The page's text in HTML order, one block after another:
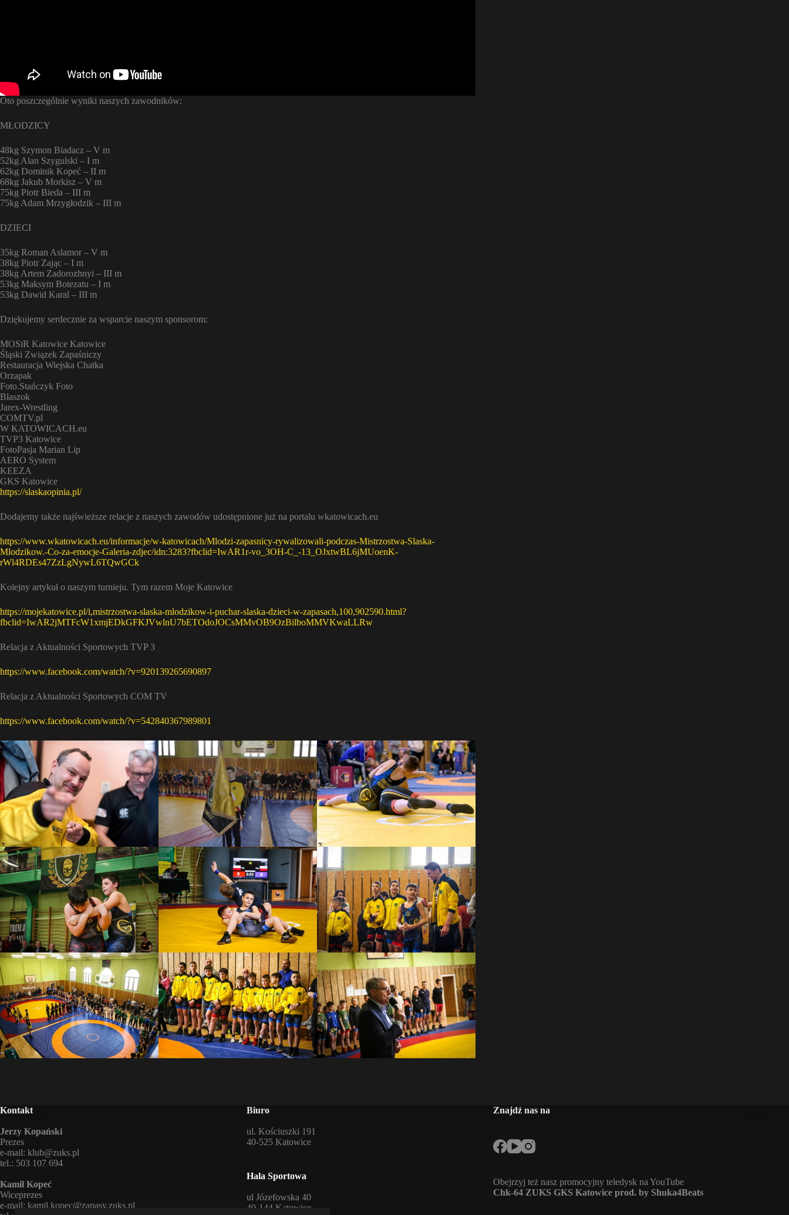
Oto poszczególnie wyniki naszych zawodników:
MŁODZICY
48kg Szymon Biadacz – V m
52kg Alan Szygulski – I m
62kg Dominik Kopeć – II m
68kg Jakub Morkisz – V m
75kg Piotr Bieda – III m
75kg Adam Mrzygłodzik – III m
DZIECI
35kg Roman Aslamor – V m
38kg Piotr Zając – I m
38kg Artem Zadorozhnyi – III m
53kg Maksym Botezatu – I m
53kg Dawid Karal – III m
Dziękujemy serdecznie za wsparcie naszym sponsorom:
MOSiR Katowice Katowice
Śląski Związek Zapaśniczy
Restauracja Wiejska Chatka
Orzapak
Foto.Stańczyk Foto
Blaszok
Jarex-Wrestling
COMTV.pl
W KATOWICACH.eu
TVP3 Katowice
FotoPasja Marian Lip
AERO System
KEEZA
GKS Katowice
https://slaskaopinia.pl/
Dodajemy także najświeższe relacje z naszych zawodów udostępnione już na portalu wkatowicach.eu
https://www.wkatowicach.eu/informacje/w-katowicach/Mlodzi-zapasnicy-rywalizowali-podczas-Mistrzostwa-Slaska-
Mlodzikow.-Co-za-emocje-Galeria-zdjec/idn:3283?fbclid=IwAR1r-vo_3OH-C_-13_OJxtwBL6jMUoenK-
rWl4RDEs47ZzLgNywL6TQwGCk
Kolejny artykuł o naszym turnieju. Tym razem Moje Katowice
https://mojekatowice.pl/i,mistrzostwa-slaska-mlodzikow-i-puchar-slaska-dzieci-w-zapasach,100,902590.html?
fbclid=IwAR2jMTFcW1xmjEDkGFKJVwlnU7bETOdoJOCsMMvOB9OzBilboMMVKwaLLRw
Relacja z Aktualności Sportowych TVP 3
https://www.facebook.com/watch/?v=920139265690897
Relacja z Aktualności Sportowych COM TV
https://www.facebook.com/watch/?v=542840367989801
Kontakt
Jerzy Kopański
Prezes
e-mail: klub@zuks.pl
tel.: 503 107 694
Kamil Kopeć
Wiceprezes
e-mail: kamil.kopec@zapasy.zuks.pl
Biuro
ul. Kościuszki 191
40-525 Katowice
Hala Sportowa
ul Józefowska 40
40-144 Katowice
Znajdź nas na
Obejrzyj też nasz promocyjny teledysk na YouTube
Chk-64 ZUKS GKS Katowice prod. by Shuka4Beats